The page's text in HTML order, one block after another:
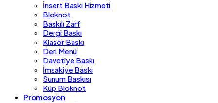
İnsert Baskı Hizmeti
Bloknot
Baskılı Zarf
Dergi Baskı
Klasör Baskı
Deri Menü
Davetiye Baskı
İmsakiye Baskı
Sunum Baskısı
Küp Bloknot
Promosyon